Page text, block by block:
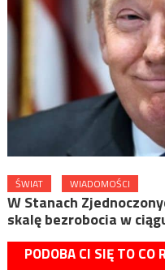
ŚWIAT WIADOMOŚCI
W Stanach
skalę bezrobocia w
PODOBA CI SIĘ TO CO